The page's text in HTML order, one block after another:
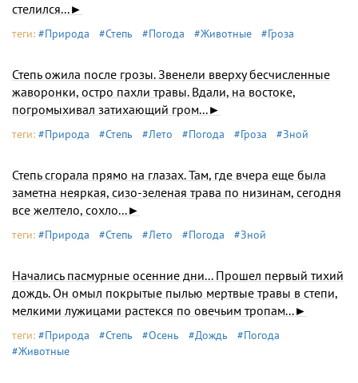
стелился...►
теги: #Природа #Степь #Погода #Животные #Гроза
Степь ожила после грозы. Звенели вверху бесчисленные
жаворонки, остро пахли травы. Вдали, на востоке,
погромыхивал затихающий гром...►
теги: #Природа #Степь #Лето #Погода #Гроза #Зной
Степь сгорала прямо на глазах. Там, где вчера еще была
заметна неяркая, сизо-зеленая трава по низинам, сегодня
все желтело, сохло...►
теги: #Природа #Степь #Лето #Погода #Зной
Начались пасмурные осенние дни... Прошел первый тихий
дождь. Он омыл покрытые пылью мертвые травы в степи,
мелкими лужицами растекся по овечьим тропам...►
теги: #Природа #Степь #Осень #Дождь
#Погода
#Животные